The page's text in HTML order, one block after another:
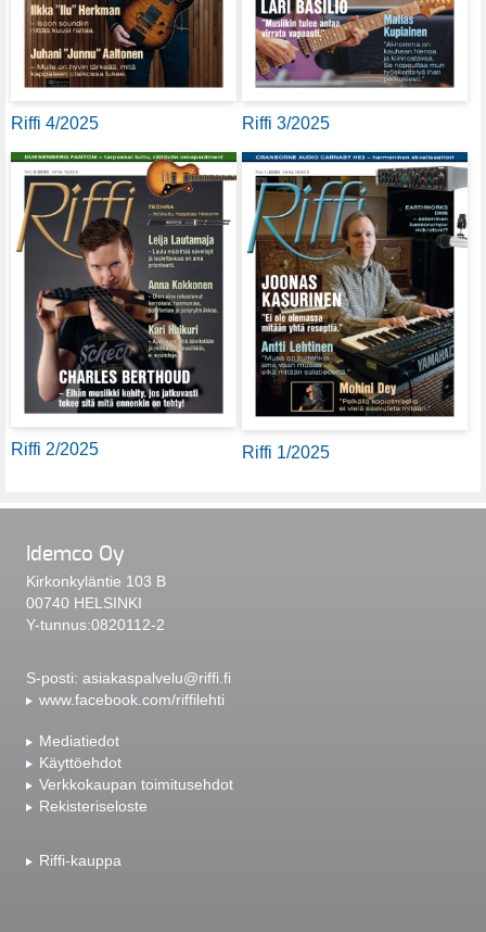
Riffi 4/2025 Riffi 3/2025
Riffi 2/2025 Riffi 1/2025
Idemco Oy
Kirkonkyläntie 103 B
00740 HELSINKI
Y-tunnus:0820112-2
S-posti: asiakaspalvelu@riffi.fi
www.facebook.com/riffilehti
Mediatiedot
Käyttöehdot
Verkkokaupan toimitusehdot
Rekisteriseloste
Riffi-kauppa